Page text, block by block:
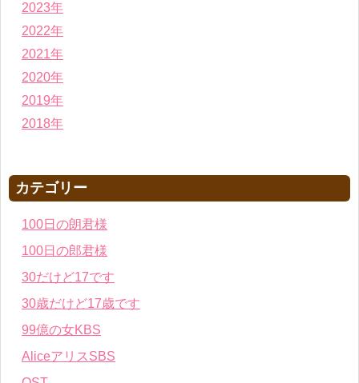
2023年
2022年
2021年
2020年
2019年
2018年
カテゴリー
100日の朗君様
100日の郎君様
30だけど17です
30歳だけど17歳です
99億の女KBS
AliceアリスSBS